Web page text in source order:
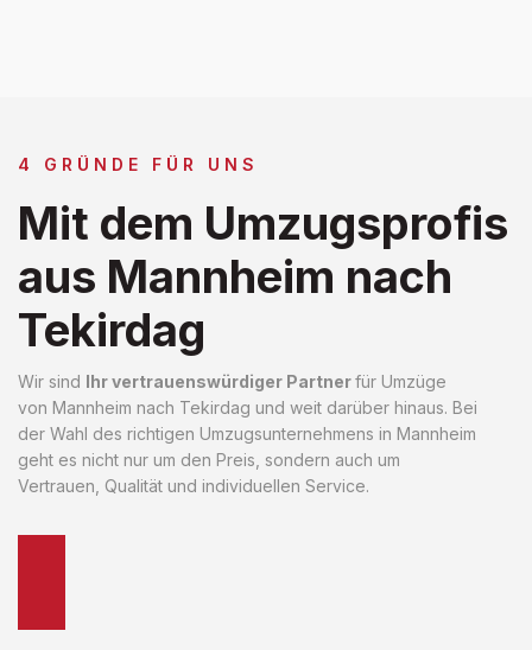
4 GRÜNDE FÜR UNS
Mit dem Umzugsprofis
aus Mannheim nach
Tekirdag
Wir sind Ihr vertrauenswürdiger Partnerfür Umzüge
von Mannheim nach Tekirdag und weit darüber hinaus. Bei
der Wahl des richtigen Umzugsunternehmens in Mannheim
geht es nicht nur um den Preis, sondern auch um
Vertrauen, Qualität und individuellen Service.